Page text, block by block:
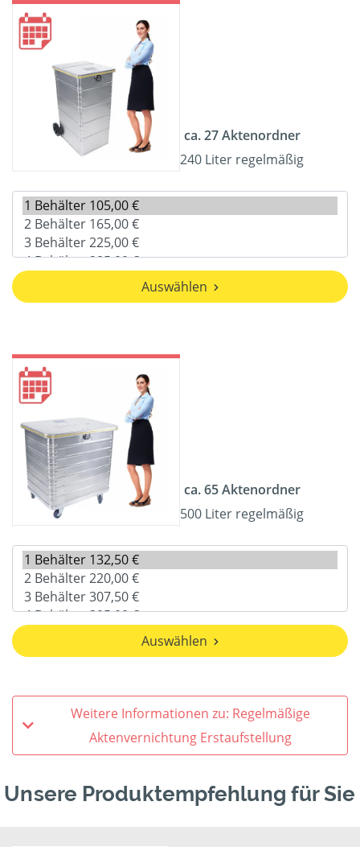
ca. 27 Aktenordner
240 Liter regelmäßig
Auswählen
ca. 65 Aktenordner
500 Liter regelmäßig
Auswählen
Weitere Informationen zu: Regelmäßige
Aktenvernichtung Erstaufstellung
Unsere Produktempfehlung für Sie